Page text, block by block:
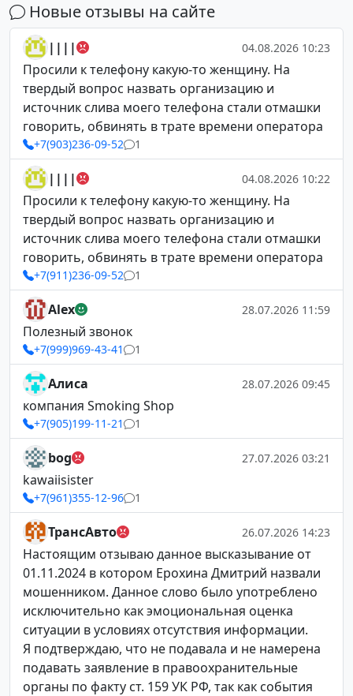
Новые отзывы на сайте
|||| 04.08.2026 10:23
Просили к телефону какую-то женщину. На
твердый вопрос назвать организацию и
источник слива моего телефона стали отмашки
говорить, обвинять в трате времени оператора
+7(903)236-09-52 1
|||| 04.08.2026 10:22
Просили к телефону какую-то женщину. На
твердый вопрос назвать организацию и
источник слива моего телефона стали отмашки
говорить, обвинять в трате времени оператора
+7(911)236-09-52 1
Alex 28.07.2026 11:59
Полезный звонок
+7(999)969-43-41 1
Алиса 28.07.2026 09:45
компания Smoking Shop
+7(905)199-11-21 1
bog 27.07.2026 03:21
kawaiisister
+7(961)355-12-96 1
ТрансАвто 26.07.2026 14:23
Настоящим отзываю данное высказывание от
01.11.2024 в котором Ерохина Дмитрий назвали
мошенником. Данное слово было употреблено
исключительно как эмоциональная оценка
ситуации в условиях отсутствия информации.
Я подтверждаю, что не подавала и не намерена
подавать заявление в правоохранительные
органы по факту ст. 159 УК РФ, так как события